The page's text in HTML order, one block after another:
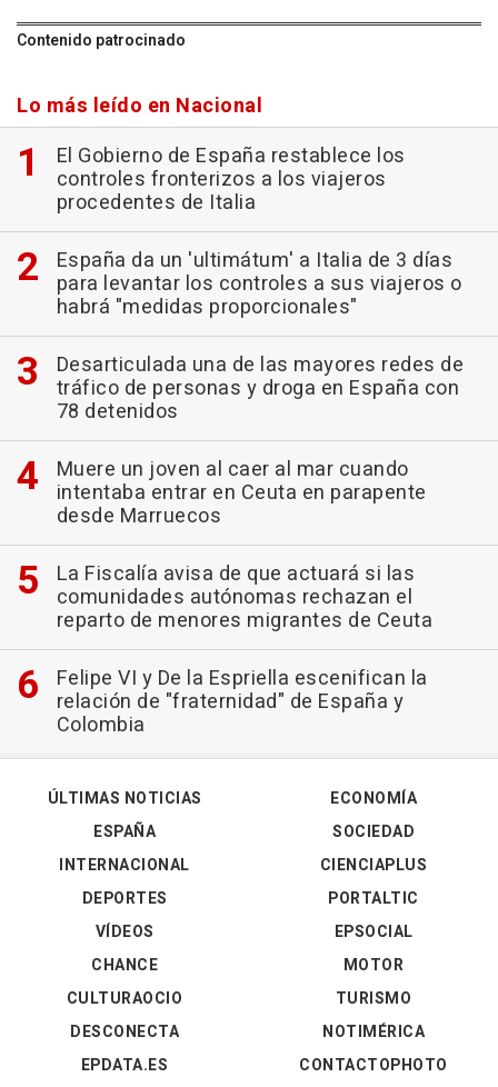
Contenido patrocinado
Lo más leído en Nacional
El Gobierno de España restablece los
controles fronterizos a los viajeros
procedentes de Italia
España da un 'ultimátum' a Italia de 3 días
para levantar los controles a sus viajeros o
habrá "medidas proporcionales"
Desarticulada una de las mayores redes de
tráfico de personas y droga en España con
78 detenidos
Muere un joven al caer al mar cuando
intentaba entrar en Ceuta en parapente
desde Marruecos
La Fiscalía avisa de que actuará si las
comunidades autónomas rechazan el
reparto de menores migrantes de Ceuta
Felipe VI y De la Espriella escenifican la
relación de "fraternidad" de España y
Colombia
ÚLTIMAS NOTICIAS
ESPAÑA
INTERNACIONAL
DEPORTES
VÍDEOS
ECONOMÍA
SOCIEDAD
CIENCIAPLUS
PORTALTIC
EPSOCIAL
CHANCE
CULTURAOCIO
DESCONECTA
EPDATA.ES
MOTOR
TURISMO
NOTIMÉRICA
CONTACTOPHOTO